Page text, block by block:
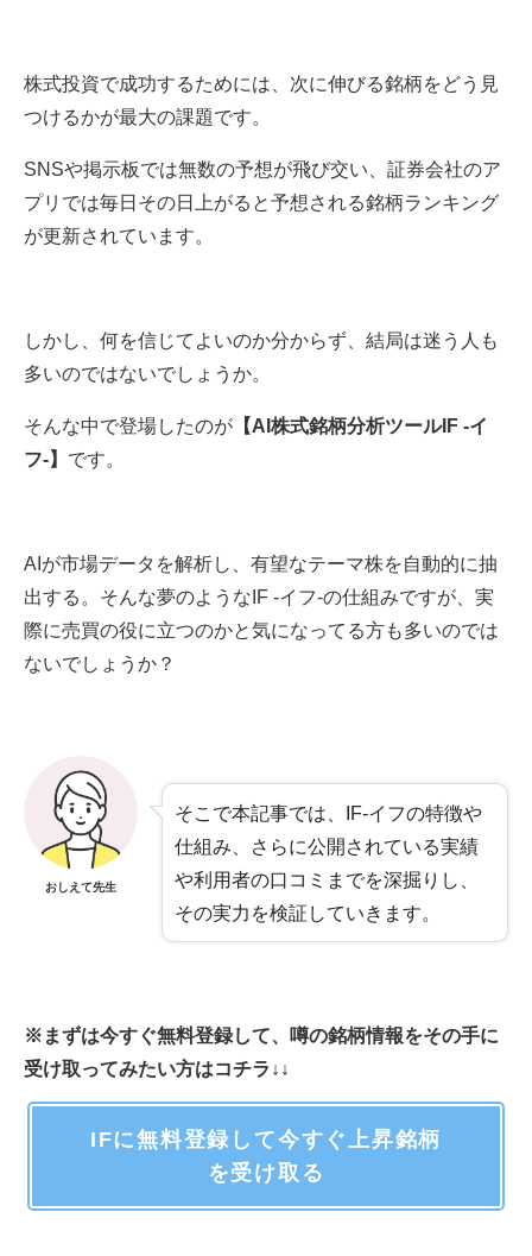
株式投資で成功するためには、次に伸びる銘柄をどう見
つけるかが最大の課題です。
SNSや掲示板では無数の予想が飛び交い、証券会社のア
プリでは毎日その日上がると予想される銘柄ランキング
が更新されています。
しかし、何を信じてよいのか分からず、結局は迷う人も
多いのではないでしょうか。
そんな中で登場したのが 【AI株式銘柄分析ツールIF -イ
フ-】 です。
AIが市場データを解析し、有望なテーマ株を自動的に抽
出する。そんな夢のようなIF -イフ-の仕組みですが、実
際に売買の役に立つのかと気になってる方も多いのでは
ないでしょうか？
おしえて先生
そこで本記事では、IF-イフの特徴や
仕組み、さらに公開されている実績
や利用者の口コミまでを深掘りし、
その実力を検証していきます。
※まずは今すぐ無料登録して、噂の銘柄情報をその手に
受け取ってみたい方はコチラ↓↓
IFに無料登録して今すぐ上昇銘柄
を受け取る